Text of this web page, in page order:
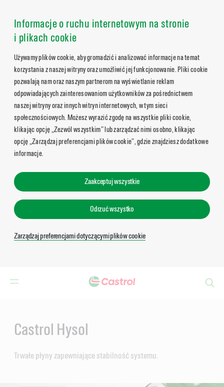
Informacje o ruchu internetowym na stronie
i plikach cookie
Używamy plików cookie, aby gromadzić i analizować informacje na temat
korzystania z naszej witryny oraz umożliwić jej funkcjonowanie. Pliki cookie
pozwalają nam oraz naszym partnerom na wyświetlanie reklam
odpowiadających zainteresowaniom użytkowników za pośrednictwem
naszej witryny oraz innych witryn internetowych, w tym sieci
społecznościowych. Możesz wyrazić zgodę na wszystkie pliki cookie,
klikając opcję „Zezwól wszystkim” lub zarządzać nimi osobno, klikając
opcję „Zarządzaj preferencjami plików cookie”, gdzie znajdziesz dodatkowe
informacje.
Zaakceptuj wszystkie
Odrzuć wszystko
Zarządzaj preferencjami dotyczącymi plików cookie
Castrol Hysol
Trwałe płyny zapewniające stabilność systemu.